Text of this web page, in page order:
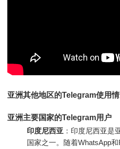
亚洲其他地区的Telegram使用
亚洲主要国家的Telegram用户
印度尼西亚 ：印度尼西亚是
国家之一。随着WhatsApp